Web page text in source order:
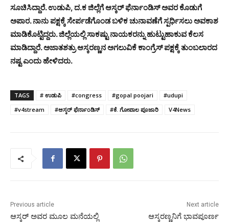
ಸೂಚಿಸಿದ್ದಾರೆ.ಉಡುಪಿ, ದ.ಕ ಜಿಲ್ಲೆಗೆ ಆಸ್ಕರ್ ಫೆರ್ನಾಂಡಿಸ್ ಅವರ ಕೊಡುಗೆ
ಅಪಾರ. ನಾನು ಪಕ್ಷಕ್ಕೆ ಸೇರ್ಪಡೆಗೊಂಡ ಬಳಿಕ ಚುನಾವಣೆಗೆ ಸ್ಪರ್ಧಿಸಲು ಅವಕಾಶ
ಮಾಡಿಕೊಟ್ಟಿದ್ದರು. ಜಿಲ್ಲೆಯಲ್ಲಿ ಸಾಕಷ್ಟು ನಾಯಕರನ್ನು ಹುಟ್ಟುಹಾಕುವ ಕೆಲಸ
ಮಾಡಿದ್ದಾರೆ. ಅಜಾತಶತ್ರು ಆಸ್ಕರಣ್ಣನ ಅಗಲುವಿಕೆ ಕಾಂಗ್ರೆಸ್ ಪಕ್ಷಕ್ಕೆ ತುಂಬಲಾರದ
ನಷ್ಟ ಎಂದು ಹೇಳಿದರು.
TAGS # ಉಡುಪಿ #congress #gopal poojari
#udupi
#v4stream
#ಆಸ್ಕರ್ ಫೆರ್ನಾಂಡಿಸ್ #ಕೆ. ಗೋಪಾಲ ಪೂಜಾರಿ V4News
Previous article
ಆಸ್ಕರ್ ಅವರ ಮೂಲ ಮನೆಯಲ್ಲಿ
Next article
ಆಸ್ಕರಣ್ಣನಿಗೆ ಭಾವಪೂರ್ಣ